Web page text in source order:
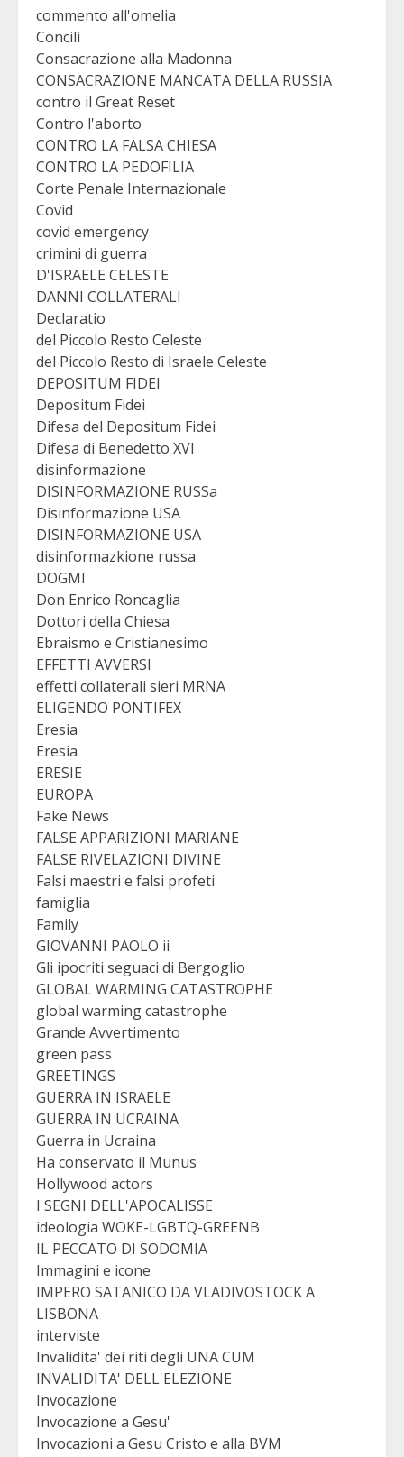
commento all'omelia
Concili
Consacrazione alla Madonna
CONSACRAZIONE MANCATA DELLA RUSSIA
contro il Great Reset
Contro l'aborto
CONTRO LA FALSA CHIESA
CONTRO LA PEDOFILIA
Corte Penale Internazionale
Covid
covid emergency
crimini di guerra
D'ISRAELE CELESTE
DANNI COLLATERALI
Declaratio
del Piccolo Resto Celeste
del Piccolo Resto di Israele Celeste
DEPOSITUM FIDEI
Depositum Fidei
Difesa del Depositum Fidei
Difesa di Benedetto XVI
disinformazione
DISINFORMAZIONE RUSSa
Disinformazione USA
DISINFORMAZIONE USA
disinformazkione russa
DOGMI
Don Enrico Roncaglia
Dottori della Chiesa
Ebraismo e Cristianesimo
EFFETTI AVVERSI
effetti collaterali sieri MRNA
ELIGENDO PONTIFEX
Eresia
Eresia
ERESIE
EUROPA
Fake News
FALSE APPARIZIONI MARIANE
FALSE RIVELAZIONI DIVINE
Falsi maestri e falsi profeti
famiglia
Family
GIOVANNI PAOLO ii
Gli ipocriti seguaci di Bergoglio
GLOBAL WARMING CATASTROPHE
global warming catastrophe
Grande Avvertimento
green pass
GREETINGS
GUERRA IN ISRAELE
GUERRA IN UCRAINA
Guerra in Ucraina
Ha conservato il Munus
Hollywood actors
I SEGNI DELL'APOCALISSE
ideologia WOKE-LGBTQ-GREENB
IL PECCATO DI SODOMIA
Immagini e icone
IMPERO SATANICO DA VLADIVOSTOCK A
LISBONA
interviste
Invalidita' dei riti degli UNA CUM
INVALIDITA' DELL'ELEZIONE
Invocazione
Invocazione a Gesu'
Invocazioni a Gesu Cristo e alla BVM